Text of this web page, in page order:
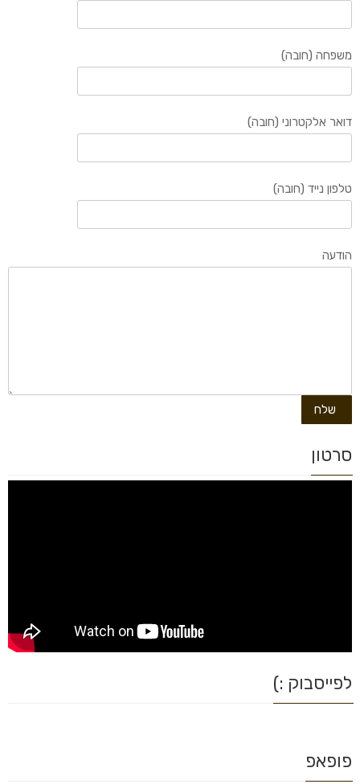
משפחה (חובה)
דואר אלקטרוני (חובה)
טלפון נייד (חובה)
הודעה
סרטון
לפייסבוק :)
פופאפ